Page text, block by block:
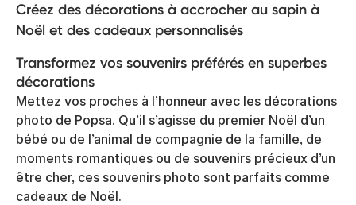
Créez des décorations à accrocher au sapin à
Noël et des cadeaux personnalisés
Transformez vos souvenirs préférés en superbes
décorations
Mettez vos proches à l’honneur avec les décorations
photo de Popsa. Qu’il s’agisse du premier Noël d’un
bébé ou de l’animal de compagnie de la famille, de
moments romantiques ou de souvenirs précieux d’un
être cher, ces souvenirs photo sont parfaits comme
cadeaux de Noël.